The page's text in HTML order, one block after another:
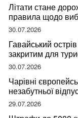
Літати стане
правила щодо
30.07.2026
Гавайський
закритим для
відвідувачів
30.07.2026
Чарівні
незабутньої
29.07.2026